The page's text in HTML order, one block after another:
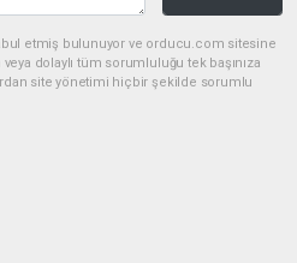
etmiş bulunuyor ve orducu.com sitesine
dolaylı tüm sorumluluğu tek başınıza
site yönetimi hiçbir şekilde sorumlu